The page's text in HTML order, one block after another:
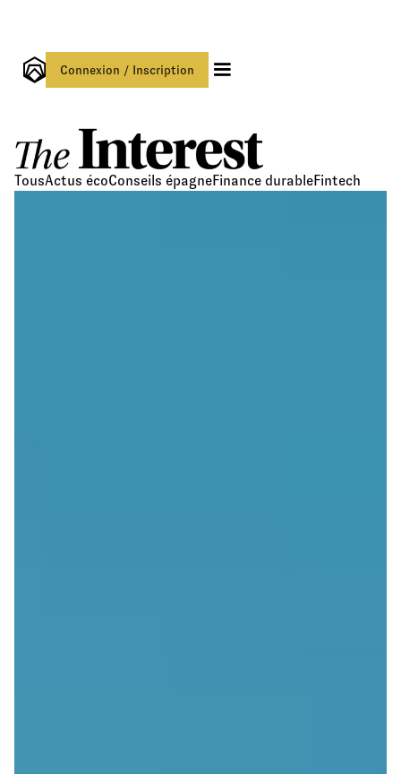
Connexion / Inscription
TousActus écoConseils épagneFinance durableFintech